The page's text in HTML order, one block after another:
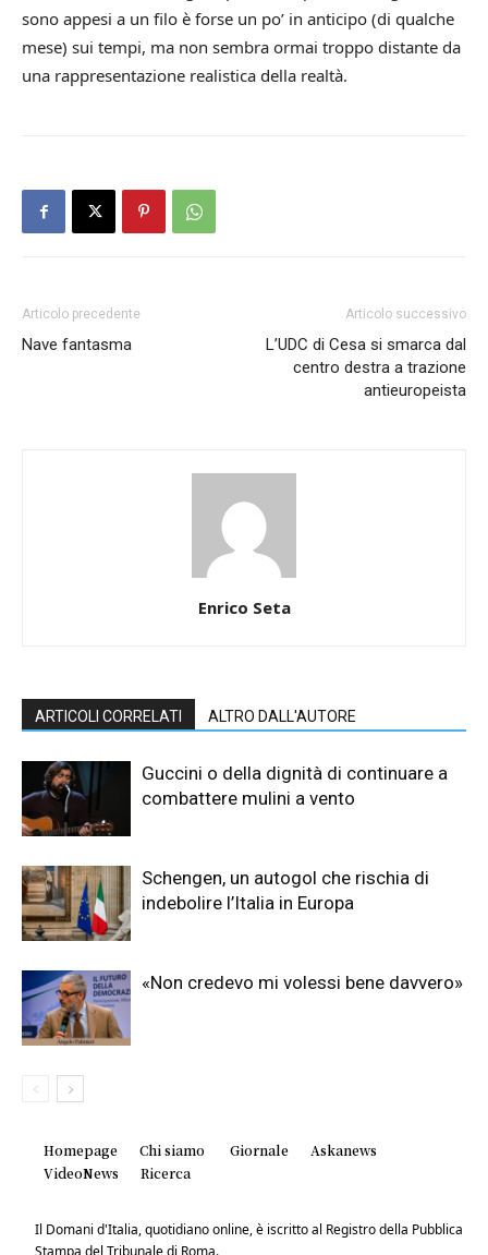
sono appesi a un filo è forse un po’ in anticipo (di qualche
mese) sui tempi, ma non sembra ormai troppo distante da
una rappresentazione realistica della realtà.
Articolo precedente
Nave fantasma
Articolo successivo
L’UDC di Cesa si smarca dal
centro destra a trazione
antieuropeista
Enrico Seta
ARTICOLI CORRELATI ALTRO DALL'AUTORE
Guccini o della dignità di continuare a
combattere mulini a vento
Schengen, un autogol che rischia di
indebolire l’Italia in Europa
«Non credevo mi volessi bene davvero»
Homepage Chi siamo Giornale
Askanews
VideoNews
Ricerca
Il Domani d'Italia, quotidiano online, è iscritto al Registro della Pubblica